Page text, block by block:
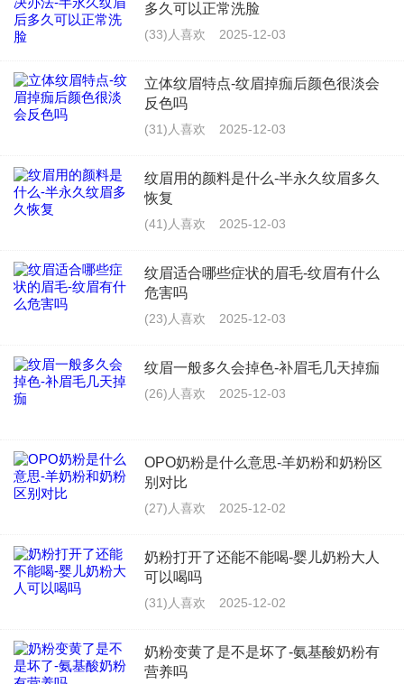
多久可以正常洗脸
(33)人喜欢 2025-12-03
立体纹眉特点-纹眉掉痂后颜色很淡会
反色吗
(31)人喜欢 2025-12-03
纹眉用的颜料是什么-半永久纹眉多久
恢复
(41)人喜欢 2025-12-03
纹眉适合哪些症状的眉毛-纹眉有什么
危害吗
(23)人喜欢 2025-12-03
纹眉一般多久会掉色-补眉毛几天掉痂
(26)人喜欢 2025-12-03
OPO奶粉是什么意思-羊奶粉和奶粉区
别对比
(27)人喜欢 2025-12-02
奶粉打开了还能不能喝-婴儿奶粉大人
可以喝吗
(31)人喜欢 2025-12-02
奶粉变黄了是不是坏了-氨基酸奶粉有
营养吗